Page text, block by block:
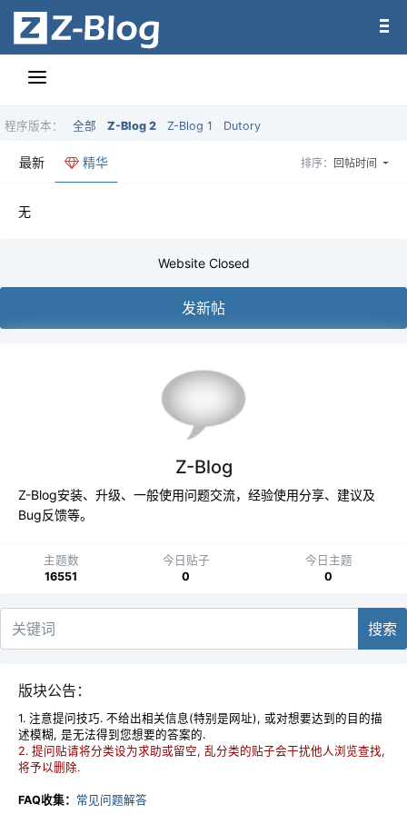
程序版本： 全部 Z-Blog 2 Z-Blog 1 Dutory
最新 精华 排序： 回帖时间
无
Website Closed
发新帖
Z-Blog
Z-Blog安装、升级、一般使用问题交流，经验使用分享、建议及
Bug反馈等。
主题数
16551
今日贴子
0
今日主题
0
搜索
版块公告：
1. 注意提问技巧. 不给出相关信息(特别是网址), 或对想要达到的目的描
述模糊, 是无法得到您想要的答案的.
2. 提问贴请将分类设为求助或留空, 乱分类的贴子会干扰他人浏览查找,
将予以删除.
FAQ收集： 常见问题解答